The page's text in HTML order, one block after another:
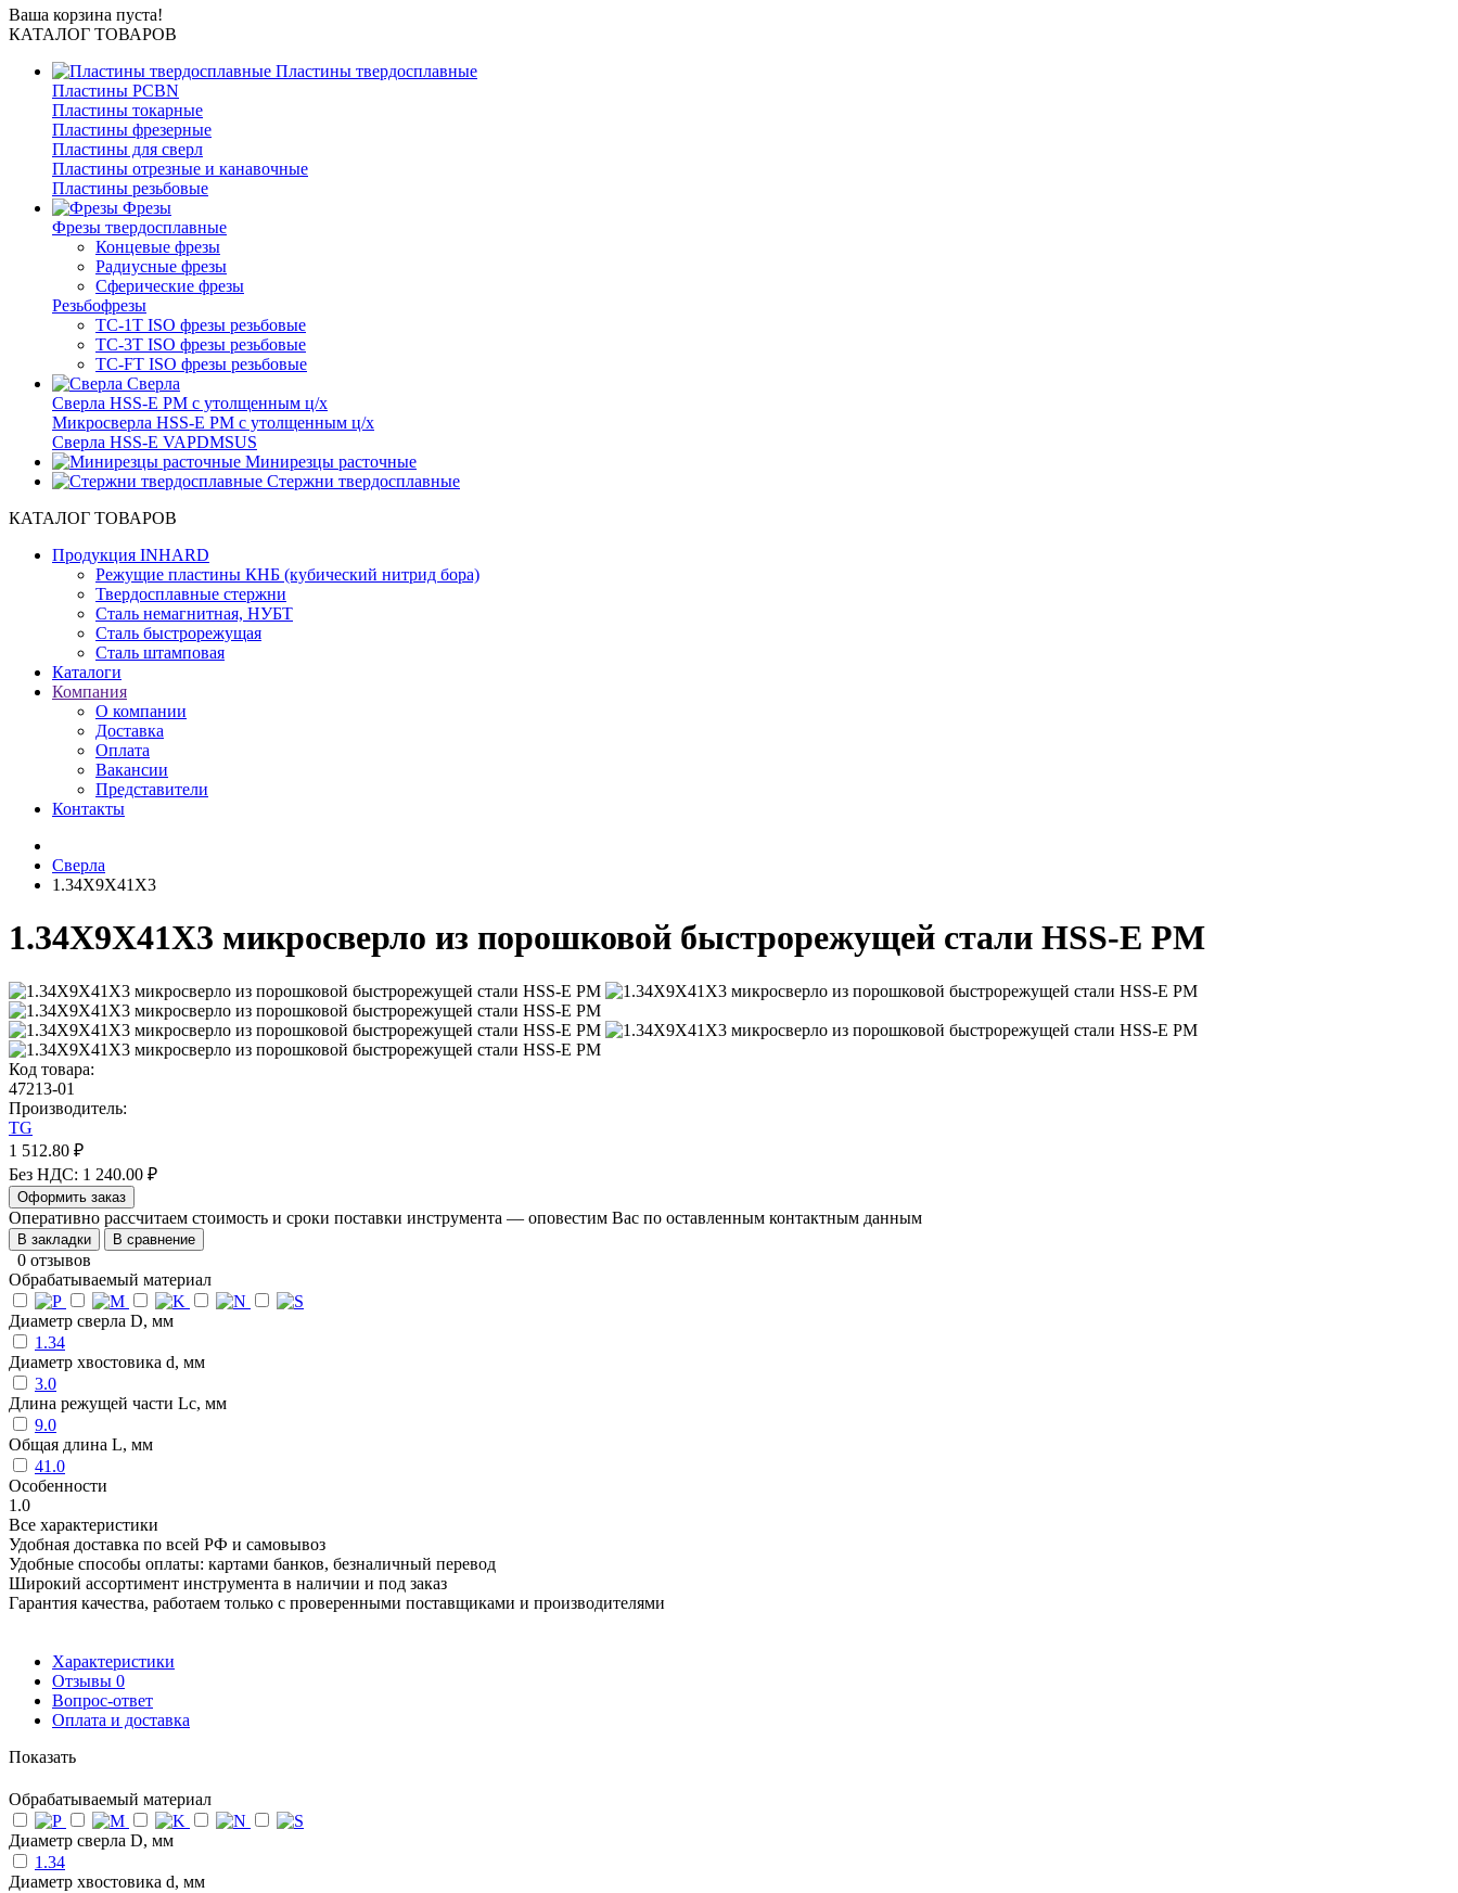
Ваша корзина пуста!
КАТАЛОГ ТОВАРОВ
Пластины твердосплавные
Пластины PCBN
Пластины токарные
Пластины фрезерные
Пластины для сверл
Пластины отрезные и канавочные
Пластины резьбовые
Фрезы
Фрезы твердосплавные
Концевые фрезы
Радиусные фрезы
Сферические фрезы
Резьбофрезы
TC-1T ISO фрезы резьбовые
TC-3T ISO фрезы резьбовые
TC-FT ISO фрезы резьбовые
Сверла
Cверла HSS-E PM c утолщенным ц/х
Микросверла HSS-E PM c утолщенным ц/х
Сверла HSS-E VAPDMSUS
Минирезцы расточные
Cтержни твердосплавные
КАТАЛОГ ТОВАРОВ
Продукция INHARD
Режущие пластины КНБ (кубический нитрид бора)
Твердосплавные стержни
Сталь немагнитная, НУБТ
Сталь быстрорежущая
Сталь штамповая
Каталоги
Компания
О компании
Доставка
Оплата
Вакансии
Представители
Контакты
Сверла
1.34X9X41X3
1.34X9X41X3 микросверло из порошковой быстрорежущей стали HSS-E PM
Код товара:
47213-01
Производитель:
TG
1 512.80 ₽
Без НДС: 1 240.00 ₽
Оформить заказ
Оперативно рассчитаем стоимость и сроки поставки инструмента — оповестим Вас по оставленным контактным данным
В закладки В сравнение
0 отзывов
Обрабатываемый материал
Диаметр сверла D, мм
1.34
Диаметр хвостовика d, мм
3.0
Длина режущей части Lc, мм
9.0
Общая длина L, мм
41.0
Особенности
1.0
Все характеристики
Удобная доставка по всей РФ и самовывоз
Удобные способы оплаты: картами банков, безналичный перевод
Широкий ассортимент инструмента в наличии и под заказ
Гарантия качества, работаем только с проверенными поставщиками и производителями
Характеристики
Отзывы 0
Вопрос-ответ
Оплата и доставка
Показать
Обрабатываемый материал
Диаметр сверла D, мм
1.34
Диаметр хвостовика d, мм